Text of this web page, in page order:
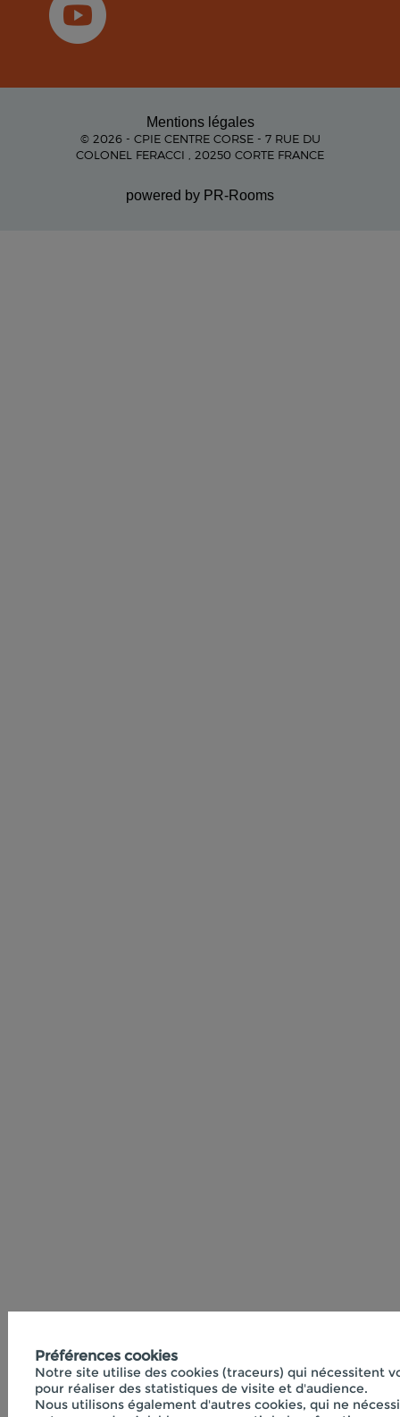
Mentions légales
© 2026 - CPIE CENTRE CORSE - 7 RUE DU
COLONEL FERACCI , 20250 CORTE FRANCE
powered by PR-Rooms
Préférences cookies
Notre site utilise des cookies (traceurs) qui nécessitent
pour réaliser des statistiques de visite et d'audience.
Nous utilisons également d'autres cookies, qui ne